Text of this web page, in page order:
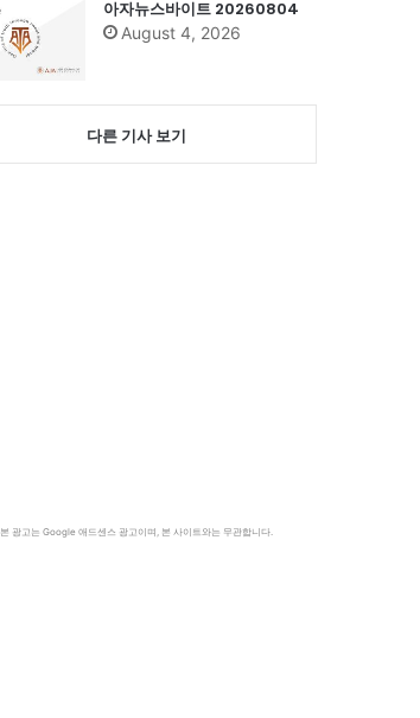
아자뉴스바이트 20260804
August 4, 2026
다른 기사 보기
본 광고는 Google 애드센스 광고이며, 본 사이트와는 무관합니다.